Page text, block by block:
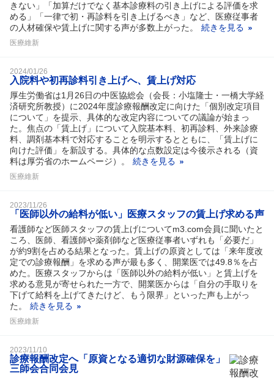
きない」「加算だけでなく基本診療料の引き上げによる評価を求
める」「一律で初・再診料を引き上げるべき」など、医療従事者
の人材確保や賃上げに関する声が多数上がった。
続きを見る
医療維新
2024/01/26
入院料や初再診料引き上げへ、賃上げ対応
厚生労働省は1月26日の中医協総会（会長：小塩隆士・一橋大学経
済研究所教授）に2024年度診療報酬改定に向けた「個別改定項目
について」を提示、具体的な改定内容についての議論が始まっ
た。焦点の「賃上げ」について入院基本料、初再診料、外来診療
料、調剤基本料で対応することを明示するとともに、「賃上げに
向けた評価」を新設する。具体的な点数設定は今後示される（資
料は厚労省のホームページ）。
続きを見る
医療維新
2023/11/26
「医師以外の給料が低い」医療スタッフの賃上げ求める声
看護師など医師スタッフの賃上げについてm3.com会員に聞いたと
ころ、医師、看護師や薬剤師など医療従事者いずれも「必要だ」
が約9割を占める結果となった。賃上げの原資としては「来年度改
定での診療報酬」を求める声が最も多く、開業医では49.8％を占
めた。医療スタッフからは「医師以外の給料が低い」と賃上げを
求める意見が寄せられた一方で、開業医からは「自分の手取りを
下げて給料を上げてきたけど、もう限界」といった声も上がっ
た。
続きを見る
医療維新
2023/11/10
診療報酬改定へ「原資となる適切な財源確保を」
三師会合同会見